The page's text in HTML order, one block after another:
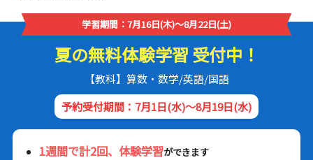
学習期間：7月16日(木)～8月22日(土)
夏の無料体験学習 受付中！
【教科】算数・数学/英語/国語
予約受付期間：7月1日(水)～8月19日(水)
1週間で計2回、体験学習ができます